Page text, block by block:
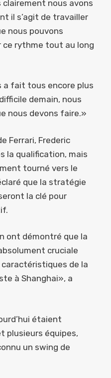
clairement nous avons
il s’agit de travailler
nous pouvons
ce rythme tout au long
a fait tous encore plus
demain, nous
nous devons faire.»
Ferrari, Frederic
la qualification, mais
tourné vers le
que la stratégie
la clé pour
ont démontré que la
cruciale
de la
à Shanghai», a
étaient
plusieurs équipes,
un swing de